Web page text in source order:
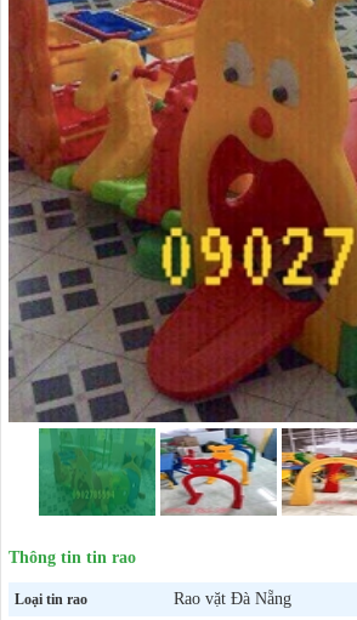
Thông tin tin rao
Loại tin rao Rao vặt Đà Nẵng